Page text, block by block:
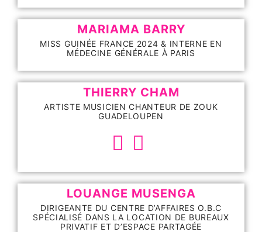
MARIAMA BARRY
MISS GUINÉE FRANCE 2024 & INTERNE EN
MÉDECINE GÉNÉRALE À PARIS
THIERRY CHAM
ARTISTE MUSICIEN CHANTEUR DE ZOUK
GUADELOUPEN
LOUANGE MUSENGA
DIRIGEANTE DU CENTRE D’AFFAIRES O.B.C
SPÉCIALISÉ DANS LA LOCATION DE BUREAUX
PRIVATIF ET D’ESPACE PARTAGÉE